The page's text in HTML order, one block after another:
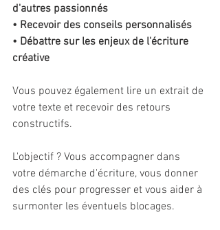
d'autres passionnés
• Recevoir des conseils personnalisés
• Débattre sur les enjeux de l'écriture
créative
Vous pouvez également lire un extrait de
votre texte et recevoir des retours
constructifs.
L'objectif ? Vous accompagner dans
votre démarche d'écriture, vous donner
des clés pour progresser et vous aider à
surmonter les éventuels blocages.